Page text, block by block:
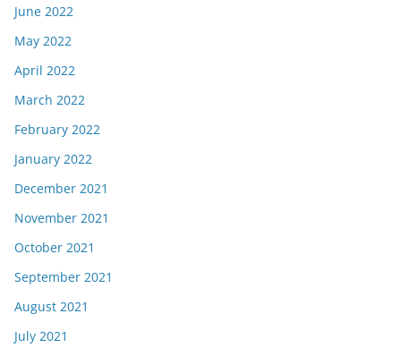
June 2022
May 2022
April 2022
March 2022
February 2022
January 2022
December 2021
November 2021
October 2021
September 2021
August 2021
July 2021